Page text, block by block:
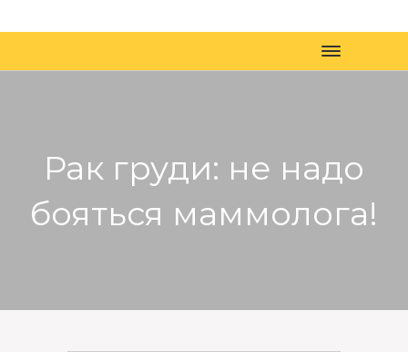
Toggle
navigation
Рак груди: не надо
бояться маммолога!